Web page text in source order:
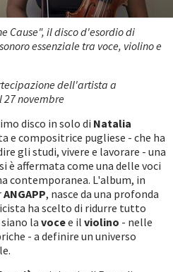
Cause", il disco d'esordio di
essenziale tra voce, violino e
dell'artista a
27 novembre
disco in solo di Natalia
e compositrice pugliese - che ha
gli studi, vivere e lavorare - una
affermata come una delle voci
contemporanea. L'album, in
ANGAPP, nasce da una profonda
ha scelto di ridurre tutto
la vocee il violino - nelle
- a definire un universo